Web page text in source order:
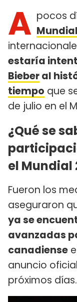
A pocos
estaría
Bieberal
tiempo que
de julio en el
¿Qué se
el Mundial
Fueron los
aseguraron
ya se
avanzadas
canadiense
anuncio
próximos días.